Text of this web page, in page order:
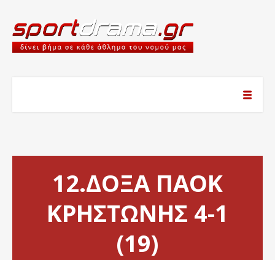
12.ΔΟΞΑ ΠΑΟΚ
ΚΡΗΣΤΩΝΗΣ 4-1
(19)